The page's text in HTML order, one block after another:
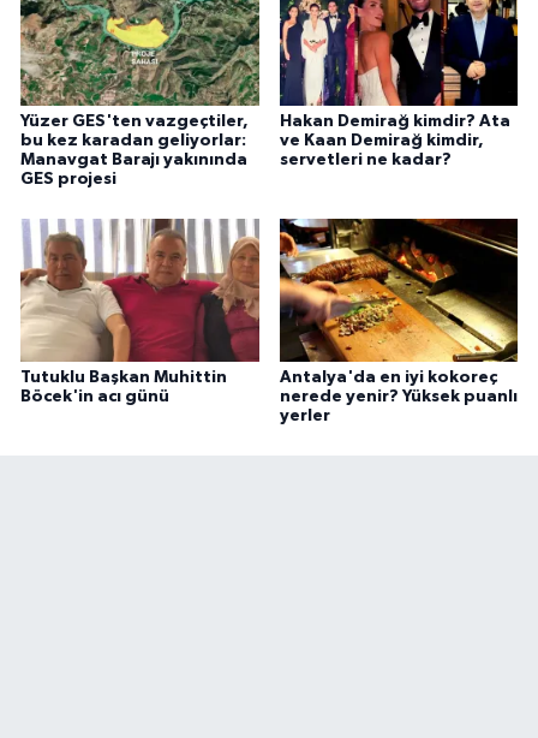
Yüzer GES'ten vazgeçtiler,
bu kez karadan geliyorlar:
Manavgat Barajı yakınında
GES projesi
Hakan Demirağ kimdir? Ata
ve Kaan Demirağ kimdir,
servetleri ne kadar?
Tutuklu Başkan Muhittin
Böcek'in acı günü
Antalya'da en iyi kokoreç
nerede yenir? Yüksek puanlı
yerler